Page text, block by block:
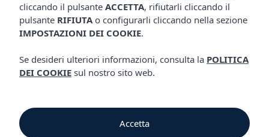
Galleria
Galleria
Appartamenti Vibra Calima
cliccando il pulsante ACCETTA, rifiutarli cliccando il
pulsante RIFIUTAo configurarli cliccando nella sezione
IMPOSTAZIONI DEI COOKIE.
Se desideri ulteriori informazioni, consulta la POLITICA
DEI COOKIE sul nostro sito web.
Accetta